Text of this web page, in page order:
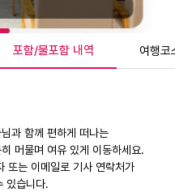
포함/불포함 내역 여행코
과 함께 편하게 떠나는
머물며 여유 있게 이동하세요.
또는 이메일로 기사 연락처가
있습니다.